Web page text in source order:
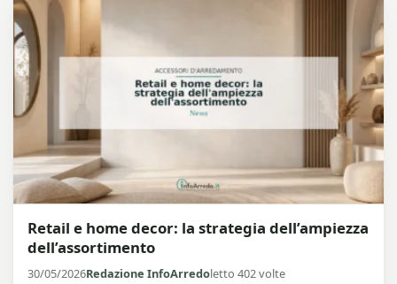
Retail e home decor: la strategia dell’ampiezza
dell’assortimento
30/05/2026Redazione InfoArredoletto 402 volte